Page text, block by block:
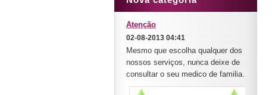
Atenção
02-08-2013 04:41
Mesmo que escolha qualquer dos
nossos serviços, nunca deixe de
consultar o seu medico de familia.